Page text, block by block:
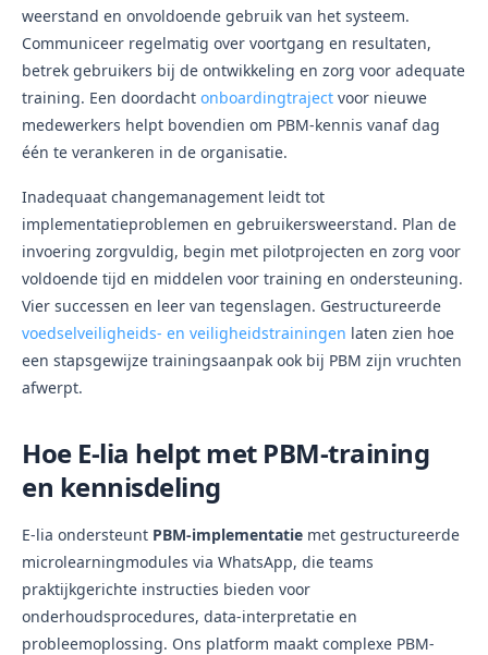
weerstand en onvoldoende gebruik van het systeem.
Communiceer regelmatig over voortgang en resultaten,
betrek gebruikers bij de ontwikkeling en zorg voor adequate
training. Een doordacht onboardingtraject voor nieuwe
medewerkers helpt bovendien om PBM-kennis vanaf dag
één te verankeren in de organisatie.
Inadequaat changemanagement leidt tot
implementatieproblemen en gebruikersweerstand. Plan de
invoering zorgvuldig, begin met pilotprojecten en zorg voor
voldoende tijd en middelen voor training en ondersteuning.
Vier successen en leer van tegenslagen. Gestructureerde
voedselveiligheids- en veiligheidstrainingen laten zien hoe
een stapsgewijze trainingsaanpak ook bij PBM zijn vruchten
afwerpt.
Hoe E-lia helpt met PBM-training
en kennisdeling
E-lia ondersteunt PBM-implementatie met gestructureerde
microlearningmodules via WhatsApp, die teams
praktijkgerichte instructies bieden voor
onderhoudsprocedures, data-interpretatie en
probleemoplossing. Ons platform maakt complexe PBM-